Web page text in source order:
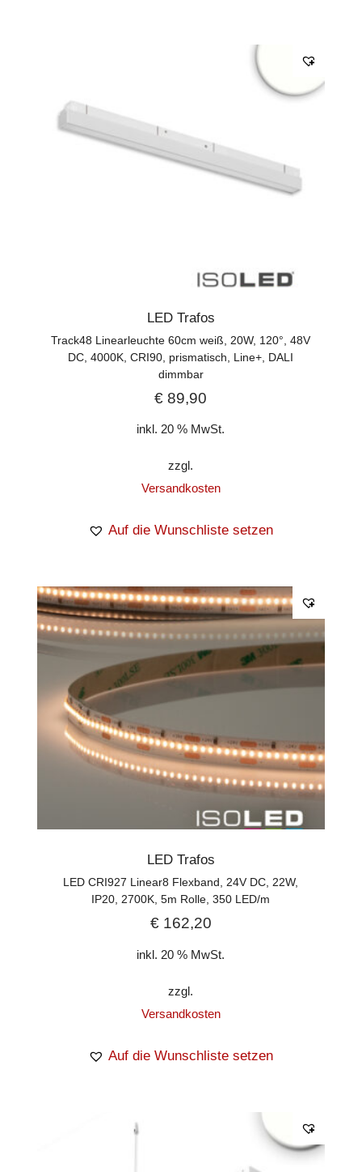
LED Trafos
Track48 Linearleuchte 60cm weiß, 20W, 120°, 48V
DC, 4000K, CRI90, prismatisch, Line+, DALI
dimmbar
€ 89,90
inkl. 20 % MwSt.
zzgl.
Versandkosten
Auf die Wunschliste setzen
LED Trafos
LED CRI927 Linear8 Flexband, 24V DC, 22W,
IP20, 2700K, 5m Rolle, 350 LED/m
€162,20
inkl. 20 % MwSt.
zzgl.
Versandkosten
Auf die Wunschliste setzen